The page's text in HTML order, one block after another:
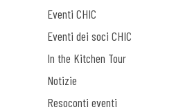
Eventi CHIC
Eventi dei soci CHIC
In the Kitchen Tour
Notizie
Resoconti eventi